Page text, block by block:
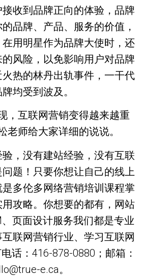
收到品牌正向的体验，品牌
品牌、产品、服务的价值，
用明星作为品牌大使时，还
风险，以免影响用户对品牌
热的林丹出轨事件，一干代
均受到波及。
，互联网营销变得越来越重
老师给大家详细的说说。
，没有建站经验，没有互联
题！只要你想让自己的线上
多伦多网络营销培训课程掌
攻略。你想要的都有，网站
、页面设计服务我们都是专业
联网营销行业、学习互联网
话：416-878-0880；邮箱：
e.ca。